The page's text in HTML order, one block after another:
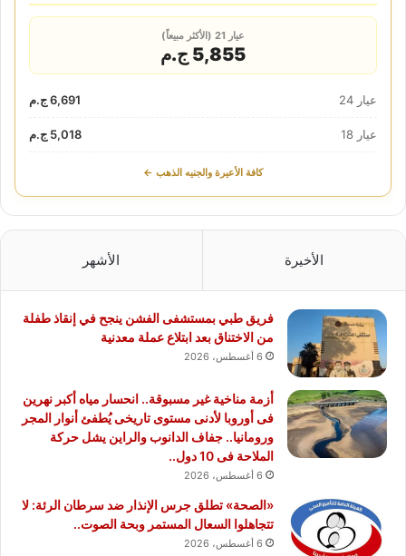
عيار 21 (الأكثر مبيعاً)
5,855 ج.م
عيار 24 6,691 ج.م
عيار 18 5,018 ج.م
كافة الأعيرة والجنيه الذهب ←
الأخيرة الأشهر
فريق طبي بمستشفى الفشن ينجح في إنقاذ طفلة
من الاختناق بعد ابتلاع عملة معدنية
6 أغسطس، 2026
أزمة مناخية غير مسبوقة.. انحسار مياه أكبر نهرين
فى أوروبا لأدنى مستوى تاريخى يُطفئ أنوار المجر
ورومانيا.. جفاف الدانوب والراين يشل حركة
الملاحة فى 10 دول..
6 أغسطس، 2026
«الصحة» تطلق جرس الإنذار ضد سرطان الرئة: لا
تتجاهلوا السعال المستمر وبحة الصوت..
6 أغسطس، 2026